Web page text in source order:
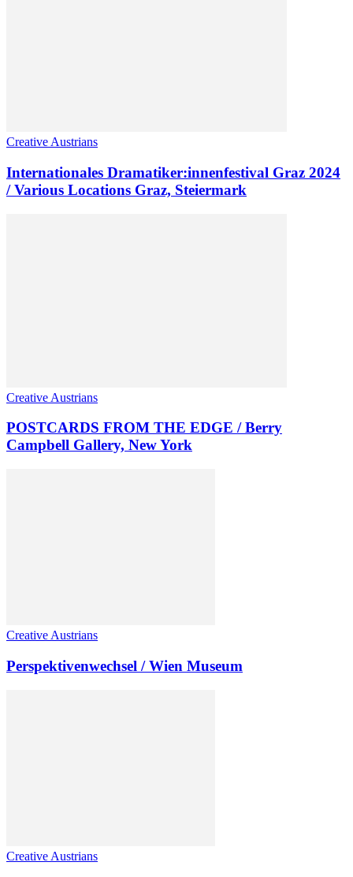
Creative Austrians
Internationales Dramatiker:innenfestival Graz 2024
/ Various Locations Graz, Steiermark
Creative Austrians
POSTCARDS FROM THE EDGE / Berry
Campbell Gallery, New York
Creative Austrians
Perspektivenwechsel / Wien Museum
Creative Austrians